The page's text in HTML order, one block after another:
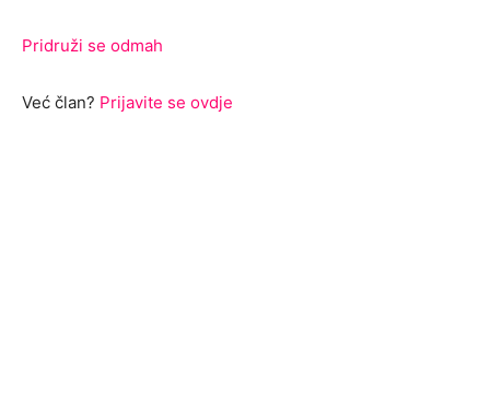
Pridruži se odmah
Već član? Prijavite se ovdje